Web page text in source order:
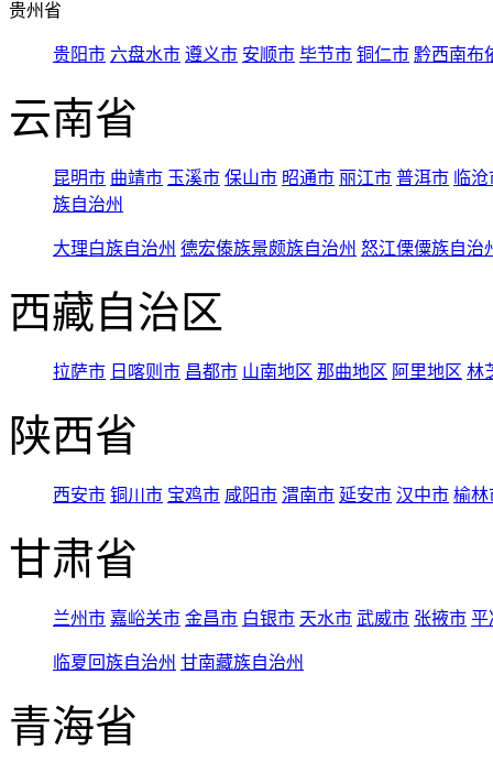
贵州省
贵阳市 六盘水市 遵义市 安顺市 毕节市 铜仁市 黔西南布
云南省
昆明市 曲靖市 玉溪市 保山市 昭通市 丽江市 普洱市 临
族自治州
大理白族自治州 德宏傣族景颇族自治州 怒江傈僳族自治
西藏自治区
拉萨市 日喀则市 昌都市 山南地区 那曲地区 阿里地区 林
陕西省
西安市 铜川市 宝鸡市 咸阳市 渭南市 延安市 汉中市 榆林
甘肃省
兰州市 嘉峪关市 金昌市 白银市 天水市 武威市 张掖市 平
临夏回族自治州 甘南藏族自治州
青海省